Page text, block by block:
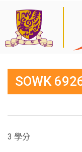
SOWK
3 學分